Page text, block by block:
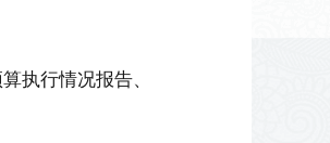
执行情况报告、